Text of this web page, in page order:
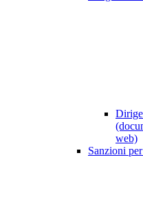
web)
Sanzioni